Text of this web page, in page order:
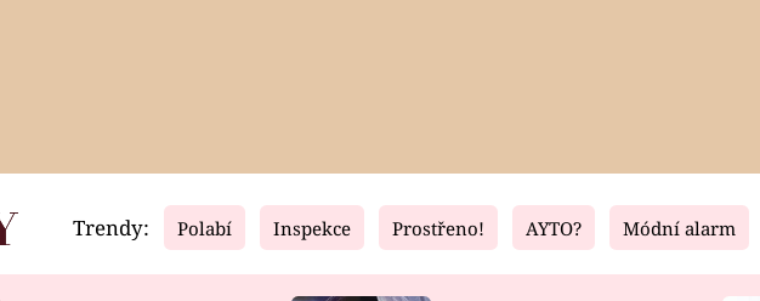
Video Fresh Living
Trendy: Polabí Inspekce Prostřeno! AYTO? Módní alarm